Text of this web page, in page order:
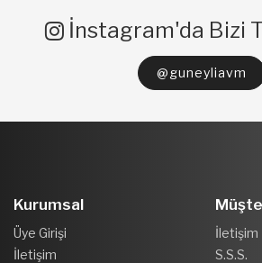
İnstagram'da Bizi
@guneyliavm
Kurumsal
Üye Girişi
İletişim
İletişim
S.S.S.